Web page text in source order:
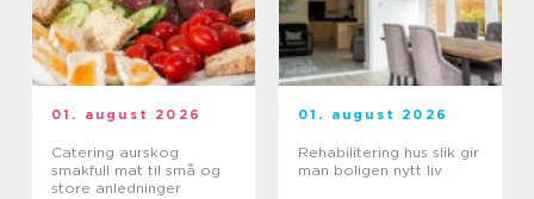
01. august 2026
Catering aurskog
smakfull mat til små og
store anledninger
01. august 2026
Rehabilitering hus slik gir
man boligen nytt liv